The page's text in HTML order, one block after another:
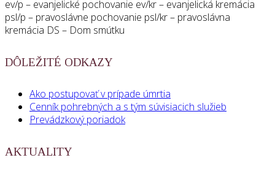
ev/p – evanjelické pochovanie ev/kr – evanjelická kremácia
psl/p – pravoslávne pochovanie psl/kr – pravoslávna
kremácia DS – Dom smútku
DÔLEŽITÉ ODKAZY
Ako postupovať v prípade úmrtia
Cenník pohrebných a s tým súvisiacich služieb
Prevádzkový poriadok
AKTUALITY